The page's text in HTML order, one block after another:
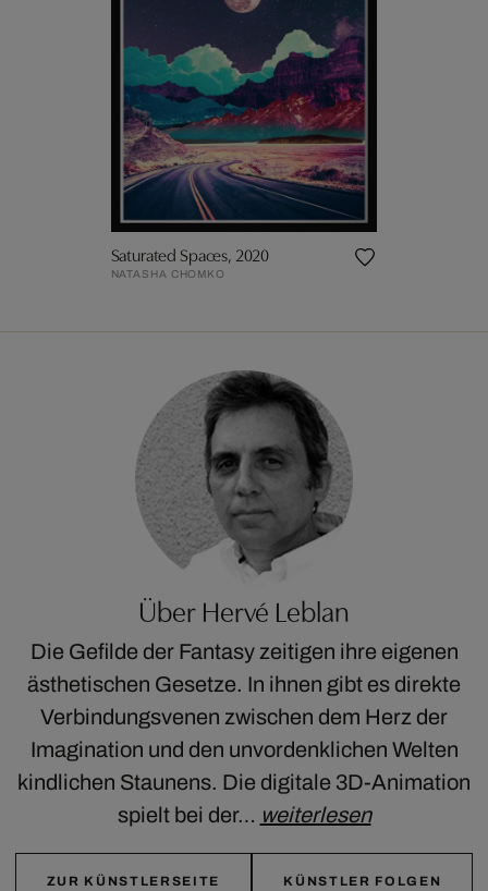
Saturated Spaces, 2020
NATASHA CHOMKO
Über Hervé Leblan
Die Gefilde der Fantasy zeitigen ihre eigenen
ästhetischen Gesetze. In ihnen gibt es direkte
Verbindungsvenen zwischen dem Herz der
Imagination und den unvordenklichen Welten
kindlichen Staunens. Die digitale 3D-Animation
spielt bei der… weiterlesen
ZUR KÜNSTLERSEITE KÜNSTLER FOLGEN